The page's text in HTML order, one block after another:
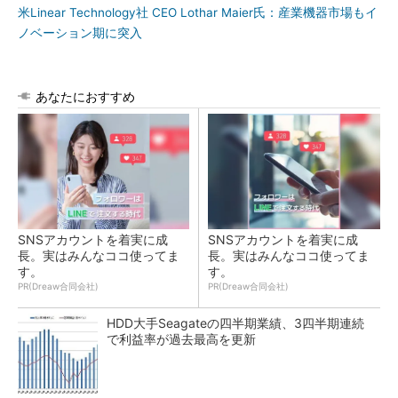
米Linear Technology社 CEO Lothar Maier氏：産業機器市場もイ
ノベーション期に突入
あなたにおすすめ
SNSアカウントを着実に成
長。実はみんなココ使ってま
す。
PR(Dreaw合同会社)
SNSアカウントを着実に成
長。実はみんなココ使ってま
す。
PR(Dreaw合同会社)
HDD大手Seagateの四半期業績、3四半期連続
で利益率が過去最高を更新